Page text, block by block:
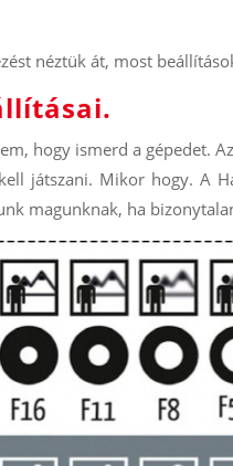
néztük át, most
hogy ismerd a gépedet. Az
kell játszani. Mikor hogy. A
magunknak, ha